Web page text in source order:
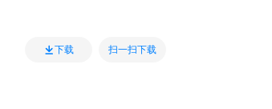
下载 扫一扫下载